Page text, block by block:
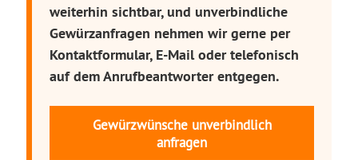
weiterhin sichtbar, und unverbindliche
Gewürzanfragen nehmen wir gerne per
Kontaktformular, E-Mail oder telefonisch
auf dem Anrufbeantworter entgegen.
Gewürzwünsche unverbindlich
anfragen